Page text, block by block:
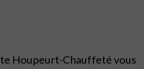
Houpeurt-Chauffeté vous